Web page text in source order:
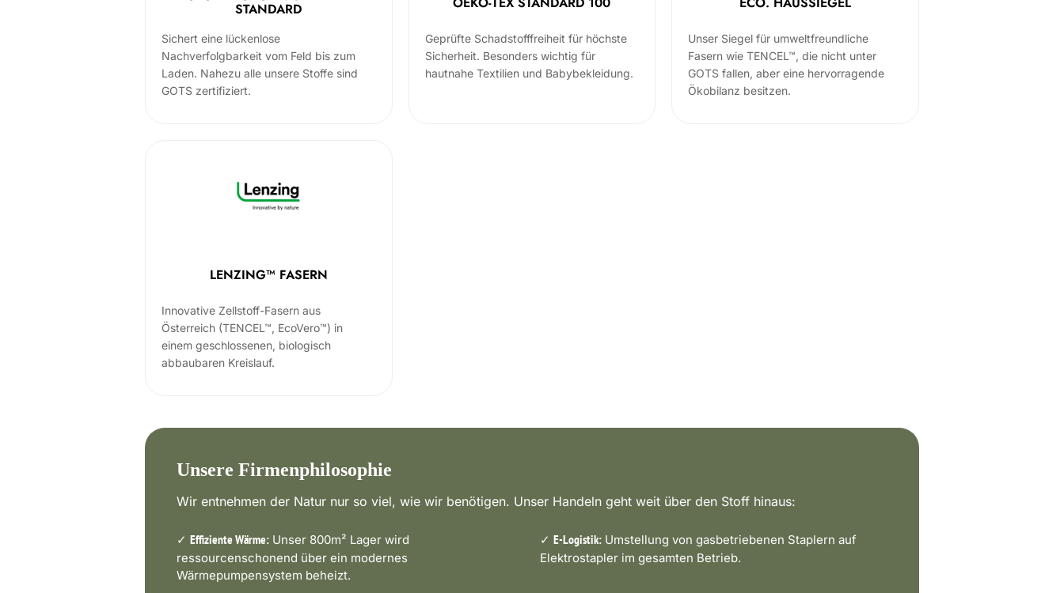
STANDARD
Sichert eine lückenlose
Nachverfolgbarkeit vom Feld bis zum
Laden. Nahezu alle unsere Stoffe sind
GOTS zertifiziert.
Geprüfte Schadstofffreiheit für höchste
Sicherheit. Besonders wichtig für
hautnahe Textilien und Babybekleidung.
Unser Siegel für umweltfreundliche
Fasern wie TENCEL™, die nicht unter
GOTS fallen, aber eine hervorragende
Ökobilanz besitzen.
LENZING™ FASERN
Innovative Zellstoff-Fasern aus
Österreich (TENCEL™, EcoVero™) in
einem geschlossenen, biologisch
abbaubaren Kreislauf.
Unsere Firmenphilosophie
Wir entnehmen der Natur nur so viel, wie wir benötigen. Unser Handeln geht weit über den Stoff hinaus:
✓ Effiziente Wärme: Unser 800m² Lager wird
ressourcenschonend über ein modernes
Wärmepumpensystem beheizt.
✓ E-Logistik: Umstellung von gasbetriebenen Staplern auf
Elektrostapler im gesamten Betrieb.